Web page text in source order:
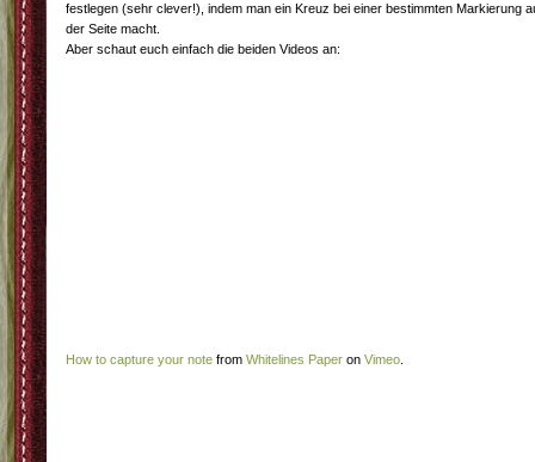
festlegen (sehr clever!), indem man ein Kreuz bei einer bestimmten Markierung
der Seite macht.
Aber schaut euch einfach die beiden Videos an:
How to capture your note from Whitelines Paper on Vimeo